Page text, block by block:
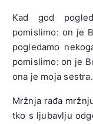
Kad god
pomislimo: on je
pogledamo
pomislimo: on je
ona je moja
Mržnja rađa
tko s ljubavlju